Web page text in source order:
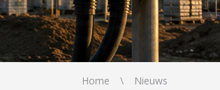
Home Nieuws